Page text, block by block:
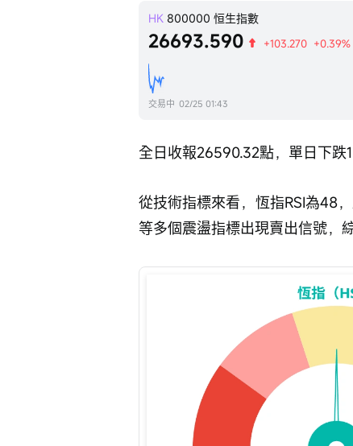
HK 800000 恒生指數
26693.590 +103.270 +0.39%
交易中 02/25 01:43
全日收報26590.32點，單日下跌
從技術指標來看，恆指RSI為48
等多個震盪指標出現賣出信號，